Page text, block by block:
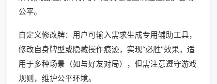
公平。
自定义修改牌：用户可输入需求生成专用辅助工具，
修改自身牌型或隐藏操作痕迹，实现“必胜”效果，适
用于多种场景（如与好友对局），但需注意遵守游戏
规则，维护公平环境。